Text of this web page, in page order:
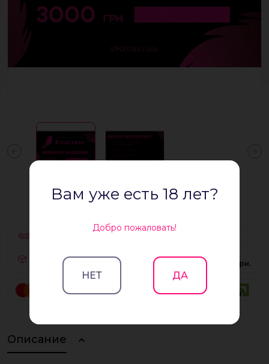
Доставка
Бесплатно
на сумму от 700 грн.
Описание
Вам уже есть 18 лет?
Добро пожаловать!
НЕТ ДА